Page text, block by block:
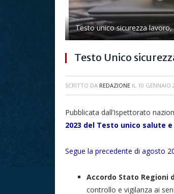
Testo unico sicurezza
Testo Unico
SCRITTO DA REDAZIONE IL 10 GENNAIO
Pubblicata dall’Ispettorato
2023 del Testo unico salute
Segue la precedente di agosto
Accordo Stato Regioni
controllo e vigilanza ai